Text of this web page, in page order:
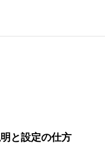
と設定の仕方